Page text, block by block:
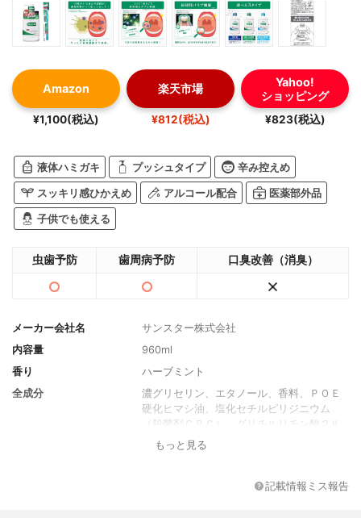
Amazon
¥1,100(税込)
楽天市場
¥812(税込)
Yahoo!
ショッピング
¥823(税込)
液体ハミガキ プッシュタイプ 辛み控えめ
スッキリ感ひかえめ アルコール配合 医薬部外品
子供でも使える
虫歯予防 歯周病予防 口臭改善（消臭）
メーカー会社名
サンスター株式会社
内容量
960ml
香り
ハーブミント
全成分
濃グリセリン、エタノール、香料、ＰＯＥ
硬化ヒマシ油、塩化セチルピリジニウム
（殺菌剤ＣＰＣ）、グリチルリチン酸２Ｋ
（抗炎症剤ＧＫ２）、塩化ベンザルコニウ
エチル・ＤＬ－ＰＣＡ塩
もっと見る
記載情報ミス報告